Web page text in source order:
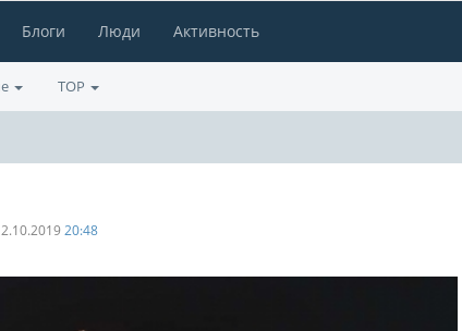
Блоги Люди Активность
TOP
20:48